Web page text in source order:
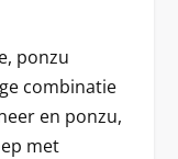
ponzu
combinatie
en ponzu,
met